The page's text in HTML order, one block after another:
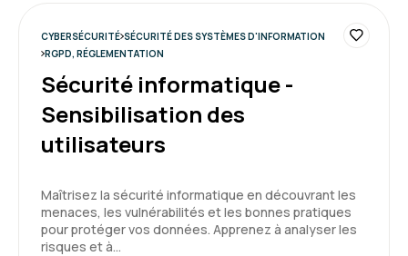
Formation : Se mettre en conformité avec le RGPD
CYBERSÉCURITÉ SÉCURITÉ DES SYSTÈMES D'INFORMATION
RGPD, RÉGLEMENTATION
Sécurité informatique -
Sensibilisation des
utilisateurs
Maîtrisez la sécurité informatique en découvrant les
menaces, les vulnérabilités et les bonnes pratiques
pour protéger vos données. Apprenez à analyser les
risques et à…